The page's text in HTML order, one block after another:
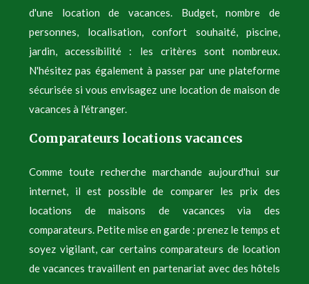
d'une location de vacances. Budget, nombre de
personnes, localisation, confort souhaité, piscine,
jardin, accessibilité : les critères sont nombreux.
N'hésitez pas également à passer par une plateforme
sécurisée si vous envisagez une location de maison de
vacances à l'étranger.
Comparateurs locations vacances
Comme toute recherche marchande aujourd'hui sur
internet, il est possible de comparer les prix des
locations de maisons de vacances via des
comparateurs. Petite mise en garde : prenez le temps et
soyez vigilant, car certains comparateurs de location
de vacances travaillent en partenariat avec des hôtels